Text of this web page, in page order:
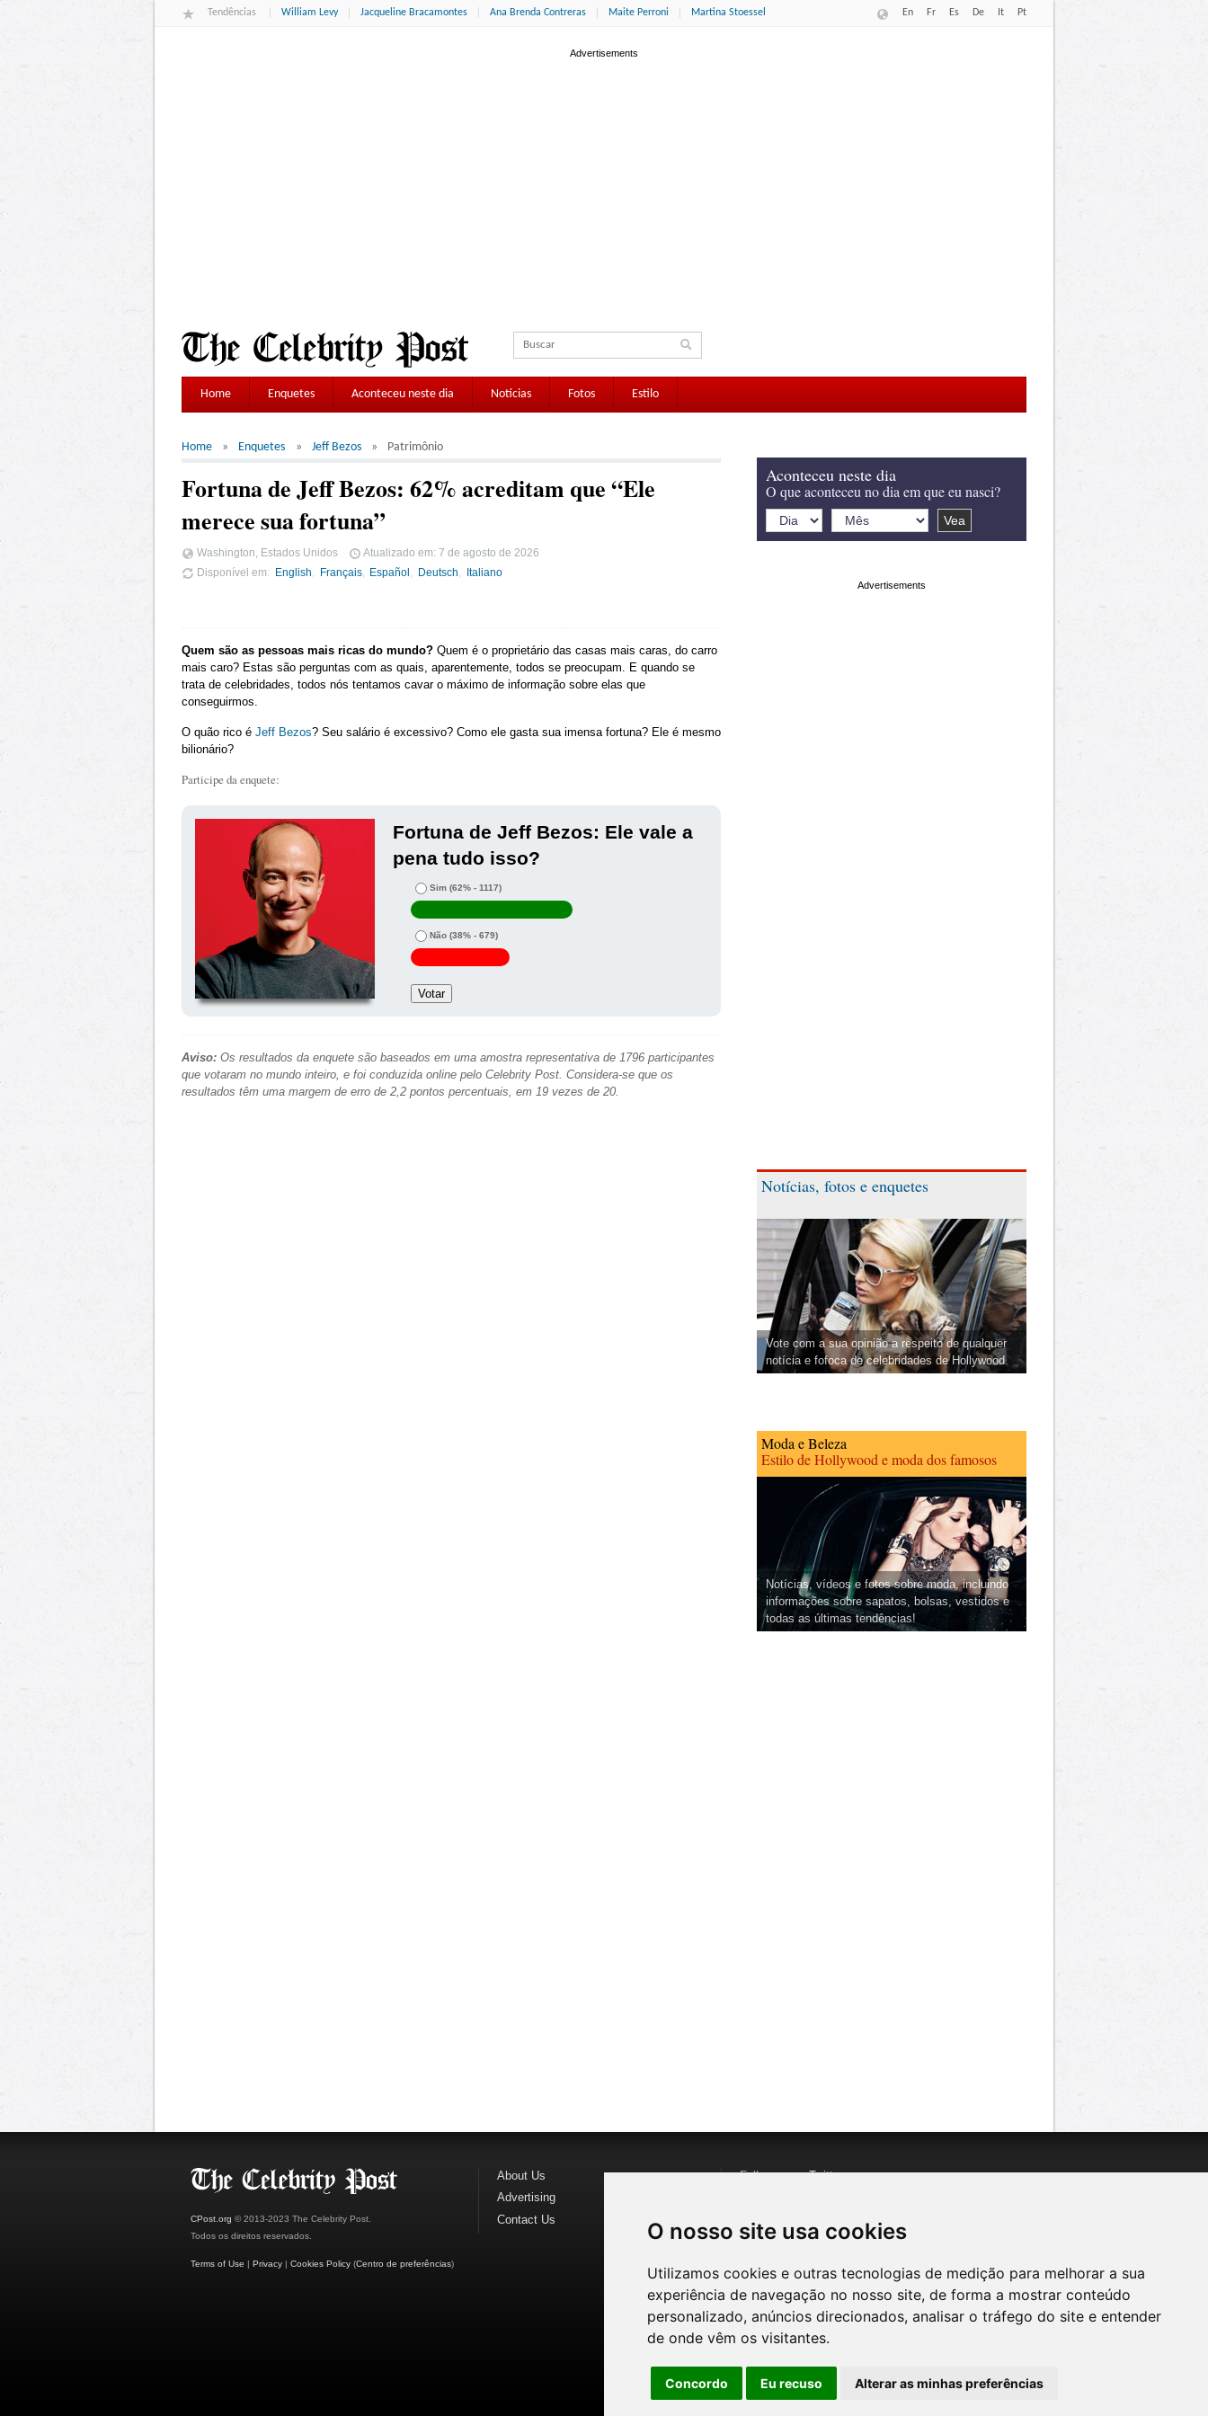
O nosso site usa cookies
Utilizamos cookies e outras tecnologias de medição para melhorar a sua
experiência de navegação no nosso site, de forma a mostrar conteúdo
personalizado, anúncios direcionados, analisar o tráfego do site e entender
de onde vêm os visitantes.
Concordo Eu recuso Alterar as minhas preferências
Tendências William Levy Jacqueline Bracamontes Ana Brenda Contreras Maite Perroni Martina Stoessel En Fr Es De It Pt
Home Enquetes Aconteceu neste dia Notícias Fotos Estilo
Home Enquetes Jeff Bezos Patrimônio
Fortuna de Jeff Bezos: 62% acreditam que “Ele
merece sua fortuna”
Washington, Estados Unidos Atualizado em: 7 de agosto de 2026
Disponível em
English Français Español Deutsch Italiano
Quem são as pessoas mais ricas do mundo? Quem é o proprietário das casas mais caras, do carro
mais caro? Estas são perguntas com as quais, aparentemente, todos se preocupam. E quando se
trata de celebridades, todos nós tentamos cavar o máximo de informação sobre elas que
conseguirmos.
O quão rico é Jeff Bezos? Seu salário é excessivo? Como ele gasta sua imensa fortuna? Ele é mesmo
bilionário?
Participe da enquete:
Fortuna de Jeff Bezos: Ele vale a
pena tudo isso?
Sim (62% - 1117)
Não (38% - 679)
Aviso: Os resultados da enquete são baseados em uma amostra representativa de 1796 participantes
que votaram no mundo inteiro, e foi conduzida online pelo Celebrity Post. Considera-se que os
resultados têm uma margem de erro de 2,2 pontos percentuais, em 19 vezes de 20.
Aconteceu neste dia
O que aconteceu no dia em que eu nasci?
Notícias, fotos e enquetes
Vote com a sua opinião a respeito de qualquer
notícia e fofoca de celebridades de Hollywood.
Moda e Beleza
Estilo de Hollywood e moda dos famosos
Notícias, vídeos e fotos sobre moda, incluindo
informações sobre sapatos, bolsas, vestidos e
todas as últimas tendências!
CPost.org © 2013-2023 The Celebrity Post.
Todos os direitos reservados.
Terms of Use | Privacy | Cookies Policy (Centro de preferências)
About Us
Advertising
Contact Us
Follow us onTwitter
Watch us on